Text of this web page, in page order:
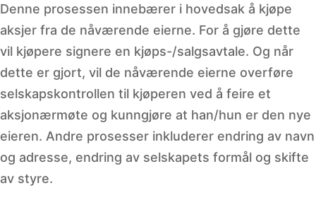
Denne prosessen innebærer i hovedsak å kjøpe
aksjer fra de nåværende eierne. For å gjøre dette
vil kjøpere signere en kjøps-/salgsavtale. Og når
dette er gjort, vil de nåværende eierne overføre
selskapskontrollen til kjøperen ved å feire et
aksjonærmøte og kunngjøre at han/hun er den nye
eieren. Andre prosesser inkluderer endring av navn
og adresse, endring av selskapets formål og skifte
av styre.